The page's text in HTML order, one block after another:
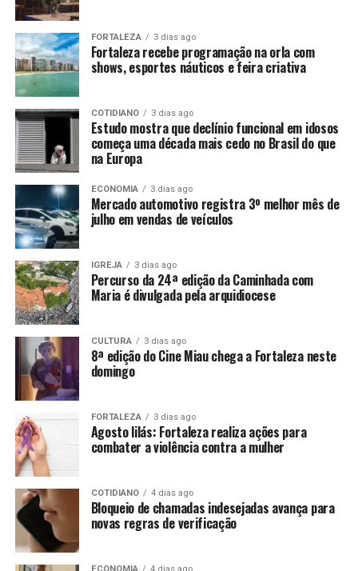
FORTALEZA 3 dias ago
Fortaleza recebe programação na orla com
shows, esportes náuticos e feira criativa
COTIDIANO 3 dias ago
Estudo mostra que declínio funcional em idosos
começa uma década mais cedo no Brasil do que
na Europa
ECONOMIA 3 dias ago
Mercado automotivo registra 3º melhor mês de
julho em vendas de veículos
IGREJA 3 dias ago
Percurso da 24ª edição da Caminhada com
Maria é divulgada pela arquidiocese
CULTURA 3 dias ago
8ª edição do Cine Miau chega a Fortaleza neste
domingo
FORTALEZA 3 dias ago
Agosto lilás: Fortaleza realiza ações para
combater a violência contra a mulher
COTIDIANO 4 dias ago
Bloqueio de chamadas indesejadas avança para
novas regras de verificação